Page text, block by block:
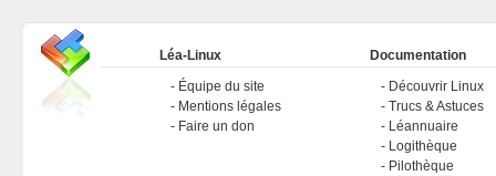
Léa-Linux
Équipe du site
Mentions légales
Faire un don
Documentation
Découvrir Linux
Trucs & Astuces
Léannuaire
Logithèque
Pilothèque